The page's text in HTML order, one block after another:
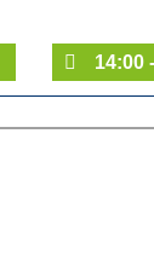
14:00